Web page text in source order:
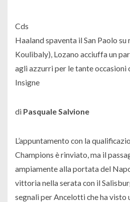
Cds
Haaland spaventa il San Paolo
Koulibaly), Lozano acciuffa un
agli azzurri per le tante occasioni
Insigne
di Pasquale Salvione
L’appuntamento con la
Champions è rinviato, ma il
ampiamente alla portata del
vittoria nella serata con il
segnali per Ancelotti che ha visto